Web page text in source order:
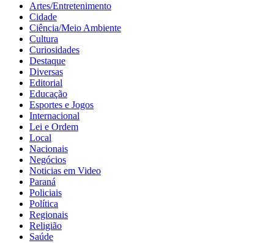
Artes/Entretenimento
Cidade
Ciência/Meio Ambiente
Cultura
Curiosidades
Destaque
Diversas
Editorial
Educação
Esportes e Jogos
Internacional
Lei e Ordem
Local
Nacionais
Negócios
Noticias em Video
Paraná
Policiais
Política
Regionais
Religião
Saúde